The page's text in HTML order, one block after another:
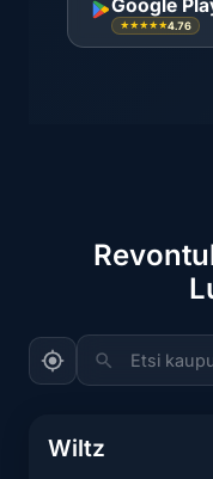
Google
★★★★★4.76
Etsi
Wiltz